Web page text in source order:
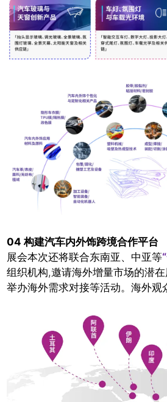
04 构建汽车内外饰跨境合作平台
展会本次还将联合东南亚、中亚等
组织机构,邀请海外增量市场的潜
举办海外需求对接等活动。海外观